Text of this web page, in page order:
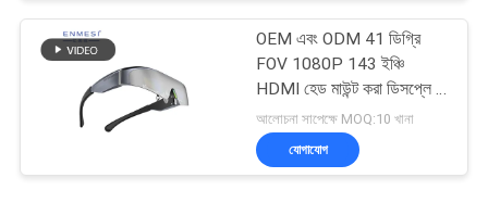
FPV ভিডিও চশমাOEM এবং ODM 41 ডিগ্রি
FOV 1080P 143 ইঞ্চি
HDMI হেড মাউন্ট করা ডিসপ্লে 2
স্পীকার সহ
আলোচনা সাপেক্ষে MOQ:10 খানা
যোগাযোগ